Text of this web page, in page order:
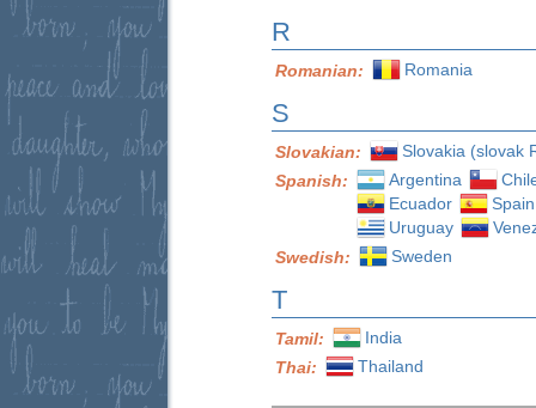
R
Romanian: Romania
S
Slovakian:
Slovakia (slovak
Spanish:
Argentina
Ecuador
Spain
Uruguay
Swedish:
Sweden
T
Tamil:
India
Thai:
Thailand